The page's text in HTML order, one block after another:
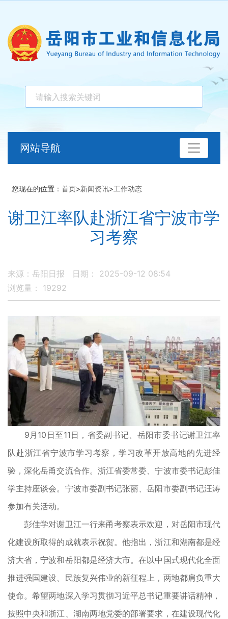
网站导航
您现在的位置： 首页>新闻资讯>工作动态
谢卫江率队赴浙江省宁波市学
习考察
来源：岳阳日报
日期： 2025-09-12 08:54
浏览量： 19292
9月10日至11日，省委副书记、岳阳市委书记谢卫江率
队赴浙江省宁波市学习考察，学习改革开放高地的先进经
验，深化岳甬交流合作。浙江省委常委、宁波市委书记彭佳
学主持座谈会。宁波市委副书记张丽、岳阳市委副书记汪涛
参加有关活动。
彭佳学对谢卫江一行来甬考察表示欢迎，对岳阳市现代
化建设所取得的成就表示祝贺。他指出，浙江和湖南都是经
济大省，宁波和岳阳都是经济大市。在以中国式现代化全面
推进强国建设、民族复兴伟业的新征程上，两地都肩负重大
使命。希望两地深入学习贯彻习近平总书记重要讲话精神，
按照中央和浙江、湖南两地党委的部署要求，在建设现代化